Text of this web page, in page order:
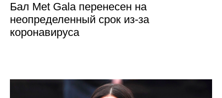
Бал Met Gala перенесен на
неопределенный срок из-за
коронавируса